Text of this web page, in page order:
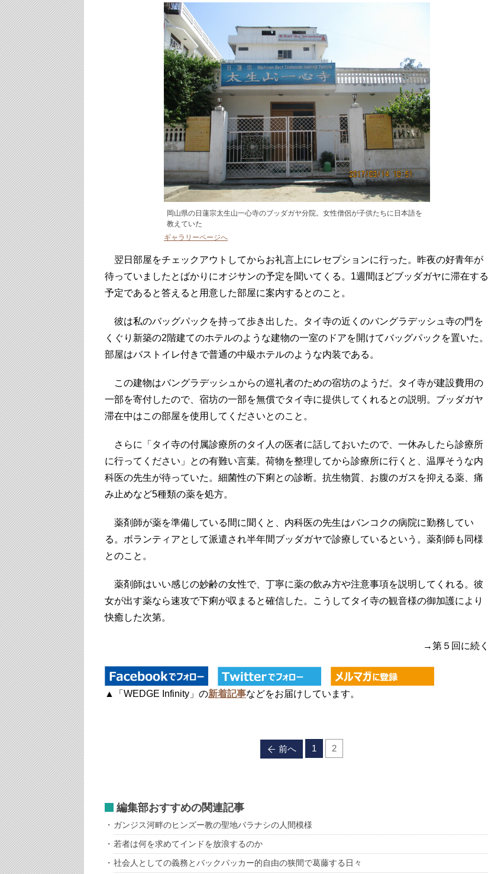
岡山県の日蓮宗太生山一心寺のブッダガヤ分院。女性僧侶が子供たちに日本語を
教えていた
ギャラリーページへ
翌日部屋をチェックアウトしてからお礼言上にレセプションに行った。昨夜の好青年が
待っていましたとばかりにオジサンの予定を聞いてくる。1週間ほどブッダガヤに滞在する
予定であると答えると用意した部屋に案内するとのこと。
彼は私のバッグパックを持って歩き出した。タイ寺の近くのバングラデッシュ寺の門を
くぐり新築の2階建てのホテルのような建物の一室のドアを開けてバッグパックを置いた。
部屋はバストイレ付きで普通の中級ホテルのような内装である。
この建物はバングラデッシュからの巡礼者のための宿坊のようだ。タイ寺が建設費用の
一部を寄付したので、宿坊の一部を無償でタイ寺に提供してくれるとの説明。ブッダガヤ
滞在中はこの部屋を使用してくださいとのこと。
さらに「タイ寺の付属診療所のタイ人の医者に話しておいたので、一休みしたら診療所
に行ってください」との有難い言葉。荷物を整理してから診療所に行くと、温厚そうな内
科医の先生が待っていた。細菌性の下痢との診断。抗生物質、お腹のガスを抑える薬、痛
み止めなど5種類の薬を処方。
薬剤師が薬を準備している間に聞くと、内科医の先生はバンコクの病院に勤務してい
る。ボランティアとして派遣され半年間ブッダガヤで診療しているという。薬剤師も同様
とのこと。
薬剤師はいい感じの妙齢の女性で、丁寧に薬の飲み方や注意事項を説明してくれる。彼
女が出す薬なら速攻で下痢が収まると確信した。こうしてタイ寺の観音様の御加護により
快癒した次第。
→第５回に続く
▲「WEDGE Infinity」の新着記事などをお届けしています。
前へ 1 2
編集部おすすめの関連記事
ガンジス河畔のヒンズー教の聖地バラナシの人間模様
若者は何を求めてインドを放浪するのか
社会人としての義務とバックパッカー的自由の狭間で葛藤する日々